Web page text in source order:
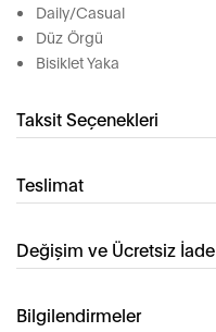
Daily/Casual
Düz Örgü
Bisiklet Yaka
Taksit Seçenekleri
Teslimat
Değişim ve Ücretsiz İade
Bilgilendirmeler